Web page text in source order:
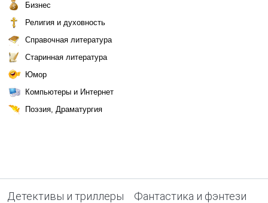
Бизнес
Религия и духовность
Справочная литература
Старинная литература
Юмор
Компьютеры и Интернет
Поэзия, Драматургия
Детективы и триллеры Фантастика и фэнтези